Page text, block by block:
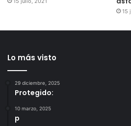
15
Lo más visto
29 diciembre, 2025
Protegido:
10 marzo, 2025
p